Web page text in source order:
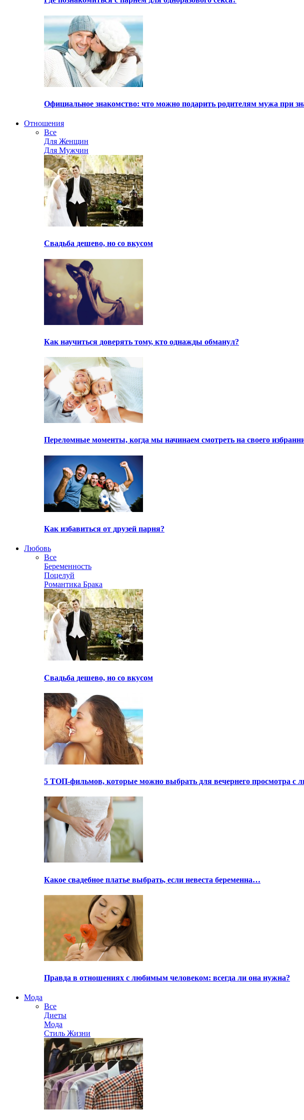
Официальное знакомство: что можно подарить родителям мужа при
Отношения
Все
Для Женщин
Для Мужчин
Свадьба дешево, но со вкусом
Как научиться доверять тому, кто однажды обманул?
Переломные моменты, когда мы начинаем смотреть на своего
Как избавиться от друзей парня?
Любовь
Все
Беременность
Поцелуй
Романтика Брака
Свадьба дешево, но со вкусом
5 ТОП-фильмов, которые можно выбрать для вечернего просмотра с
Какое свадебное платье выбрать, если невеста беременна…
Правда в отношениях с любимым человеком: всегда ли она нужна?
Мода
Все
Диеты
Мода
Стиль Жизни